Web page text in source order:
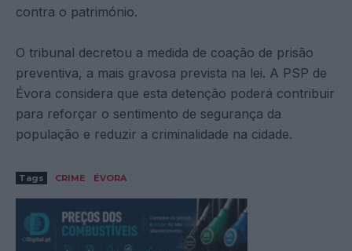
contra o património.
O tribunal decretou a medida de coação de prisão
preventiva, a mais gravosa prevista na lei. A PSP de
Évora considera que esta detenção poderá contribuir
para reforçar o sentimento de segurança da
população e reduzir a criminalidade na cidade.
Tags CRIME ÉVORA